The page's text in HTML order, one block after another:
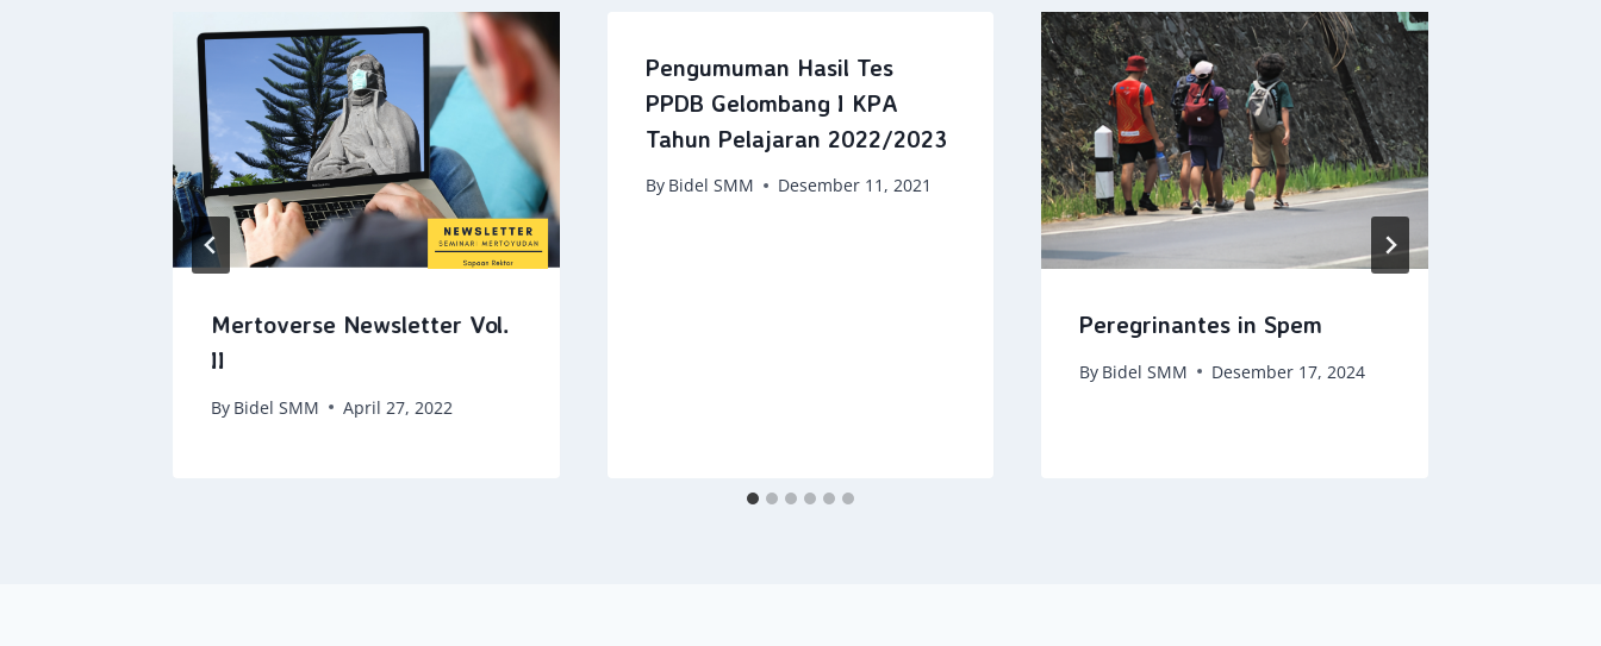
Mertoverse Newsletter Vol.
II
By Bidel SMM April 27, 2022
Pengumuman Hasil Tes
PPDB Gelombang I KPA
Tahun Pelajaran 2022/2023
By Bidel SMM Desember 11, 2021
Peregrinantes in Spem
By Bidel SMM Desember 17, 2024